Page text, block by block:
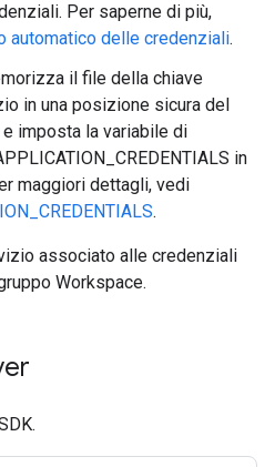
Per saperne di più,
automatico delle credenziali.
il file della chiave
in una posizione sicura del
imposta la variabile di
in
maggiori dettagli, vedi
.
associato alle credenziali
Workspace.